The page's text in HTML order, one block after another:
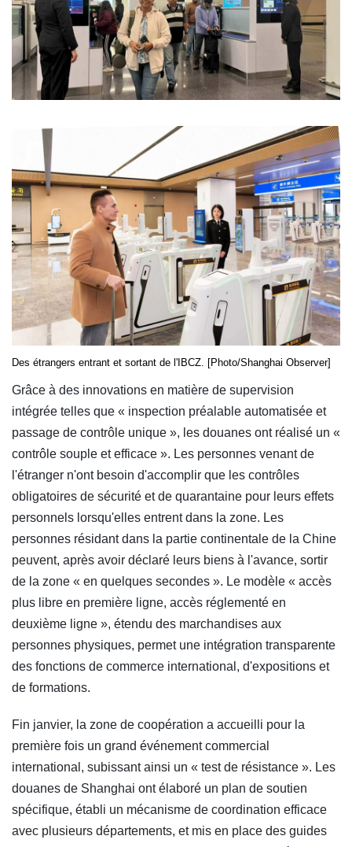
Des étrangers entrant et sortant de l'IBCZ. [Photo/Shanghai Observer]
Grâce à des innovations en matière de supervision
intégrée telles que « inspection préalable automatisée et
passage de contrôle unique », les douanes ont réalisé un «
contrôle souple et efficace ». Les personnes venant de
l'étranger n'ont besoin d'accomplir que les contrôles
obligatoires de sécurité et de quarantaine pour leurs effets
personnels lorsqu'elles entrent dans la zone. Les
personnes résidant dans la partie continentale de la Chine
peuvent, après avoir déclaré leurs biens à l'avance, sortir
de la zone « en quelques secondes ». Le modèle « accès
plus libre en première ligne, accès réglementé en
deuxième ligne », étendu des marchandises aux
personnes physiques, permet une intégration transparente
des fonctions de commerce international, d'expositions et
de formations.
Fin janvier, la zone de coopération a accueilli pour la
première fois un grand événement commercial
international, subissant ainsi un « test de résistance ». Les
douanes de Shanghai ont élaboré un plan de soutien
spécifique, établi un mécanisme de coordination efficace
avec plusieurs départements, et mis en place des guides